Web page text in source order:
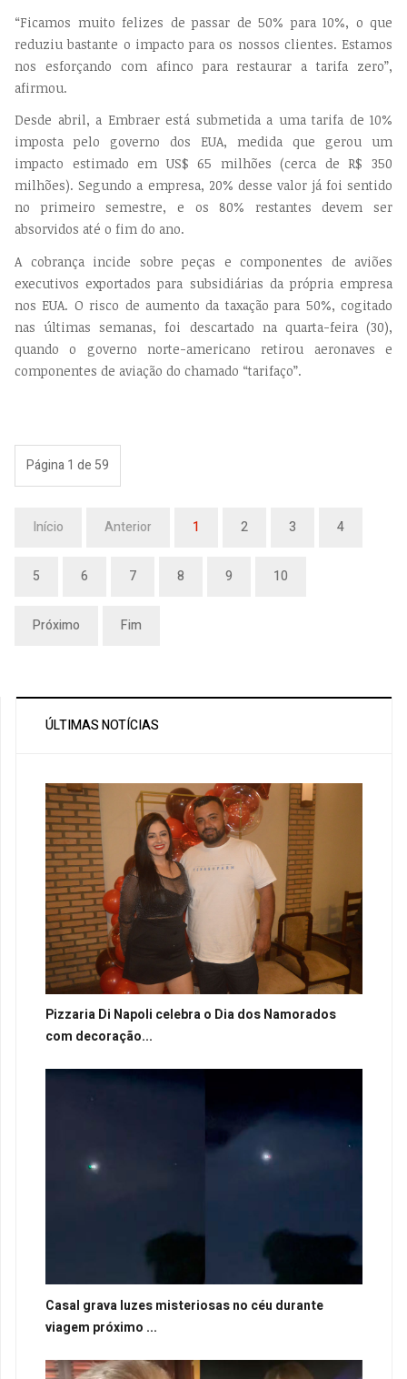
“Ficamos muito felizes de passar de 50% para 10%, o que
reduziu bastante o impacto para os nossos clientes. Estamos
nos esforçando com afinco para restaurar a tarifa zero”,
afirmou.
Desde abril, a Embraer está submetida a uma tarifa de 10%
imposta pelo governo dos EUA, medida que gerou um
impacto estimado em US$ 65 milhões (cerca de R$ 350
milhões). Segundo a empresa, 20% desse valor já foi sentido
no primeiro semestre, e os 80% restantes devem ser
absorvidos até o fim do ano.
A cobrança incide sobre peças e componentes de aviões
executivos exportados para subsidiárias da própria empresa
nos EUA. O risco de aumento da taxação para 50%, cogitado
nas últimas semanas, foi descartado na quarta-feira (30),
quando o governo norte-americano retirou aeronaves e
componentes de aviação do chamado “tarifaço”.
Página 1 de 59
Início Anterior 1 2 3 4
5 6 7 8 9 10
Próximo Fim
ÚLTIMAS NOTÍCIAS
Pizzaria Di Napoli celebra o Dia dos Namorados
com decoração...
Casal grava luzes misteriosas no céu durante
viagem próximo ...